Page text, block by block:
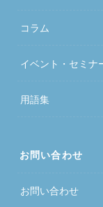
コラム
イベント・セミナ
用語集
お問い合わせ
お問い合わせ